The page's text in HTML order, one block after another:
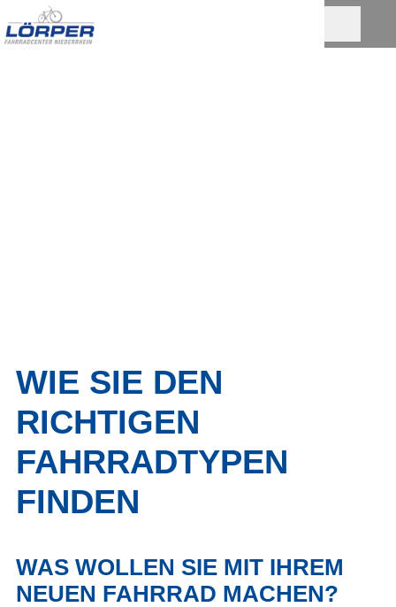
WIE SIE DEN
RICHTIGEN
FAHRRADTYPEN
FINDEN
WAS WOLLEN SIE MIT IHREM
NEUEN FAHRRAD MACHEN?